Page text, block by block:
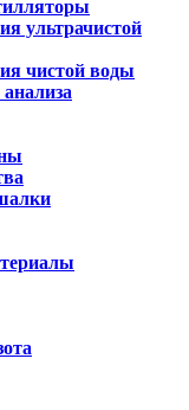
ультрачистой
чистой воды